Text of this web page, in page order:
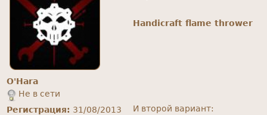
O'Hara
Не в сети
Регистрация: 31/08/2013
Handicraft flame thrower
И второй вариант: